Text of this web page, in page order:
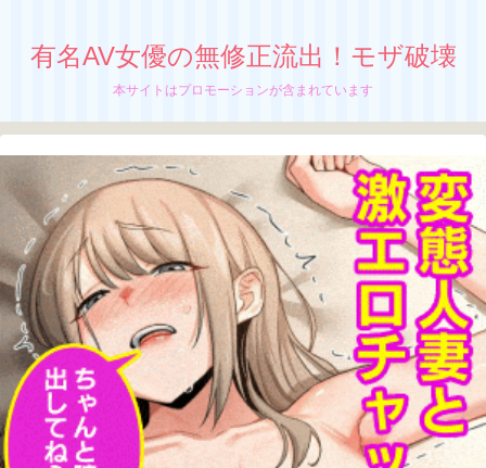
有名AV女優の無修正流出！モザ破壊
本サイトはプロモーションが含まれています
【小倉かずは】無修正流出！モザイク破
壊！バイク女子が都合のいいタダマン
ちぬう
格好良く赤いバイクを乗りこなす、
小倉かずはの無修正動画が流出中か！？
さっちん
「小倉かずは」の無修正動画の流出が止まん
ねーぜ！